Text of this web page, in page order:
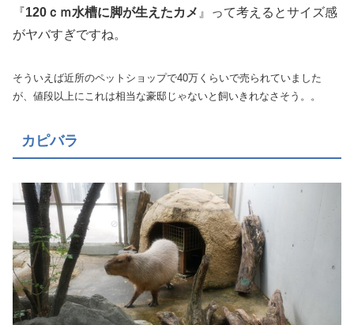
『120ｃｍ水槽に脚が生えたカメ 』って考えるとサイズ感
がヤバすぎですね。
そういえば近所のペットショップで40万くらいで売られていました
が、値段以上にこれは相当な豪邸じゃないと飼いきれなさそう。。
カピバラ